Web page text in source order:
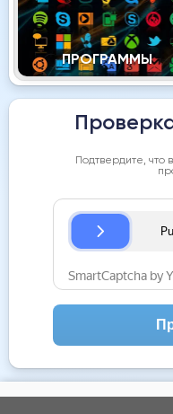
ПРОГРАММЫ
Подтвердите, что